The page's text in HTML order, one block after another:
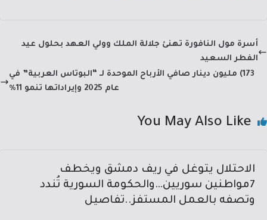
b
o
ok
sA
p
a
dI
أسرة مول النافورة تهنئ جلالة الملك وولي العهد بحلول عيد
الفطر السعيد
173) مليون دينار صافي الأرباح الموحدة لـ “البوتاس العربية” في
عام 2025 وإيراداتها تنمو 11%
You May Also Like
الاحتلال يتوغل في ريف دمشق ويخطف
7مواطنين سوريين…والحكومة السورية تُندد
وتصفه بالعمل المستفز..تفاصيل